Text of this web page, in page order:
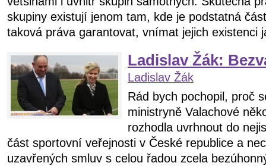
skupiny existují jenom tam, kde je podstatná
taková práva garantovat, vnímat jejich existenci
Ladislav Žák:
Ladislav Žák
Rád bych pochopil, proč
ministryně Valachové
rozhodla uvrhnout do
část sportovní veřejnosti v České republice a
uzavřených smluv s celou řadou zcela